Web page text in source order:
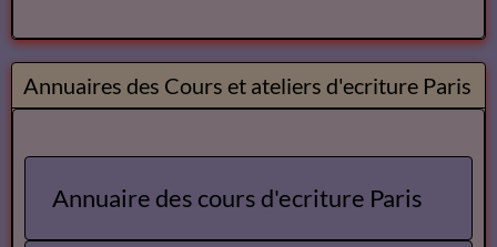
Annuaires des Cours et ateliers d'ecriture Paris
Annuaire des cours d'ecriture Paris